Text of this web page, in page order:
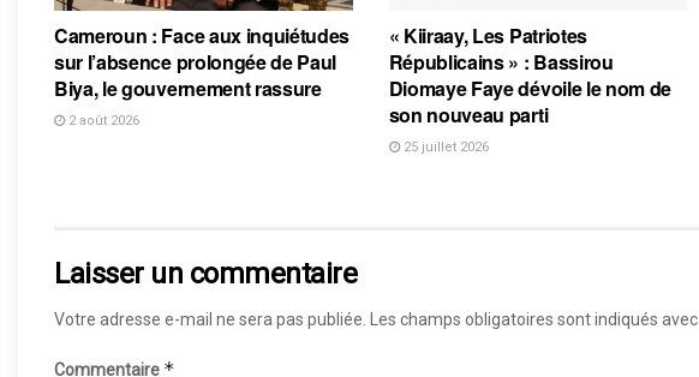
Cameroun : Face aux inquiétudes
sur l’absence prolongée de Paul
Biya, le gouvernement rassure
2 août 2026
« Kiiraay, Les Patriotes
Républicains » : Bassirou
Diomaye Faye dévoile le nom de
son nouveau parti
25 juillet 2026
Laisser un commentaire
Votre adresse e-mail ne sera pas publiée. Les champs obligatoires sont indiqués avec
Commentaire *